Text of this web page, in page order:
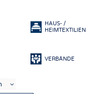
HAUS- /
HEIMTEXTILIEN
VERBÄNDE